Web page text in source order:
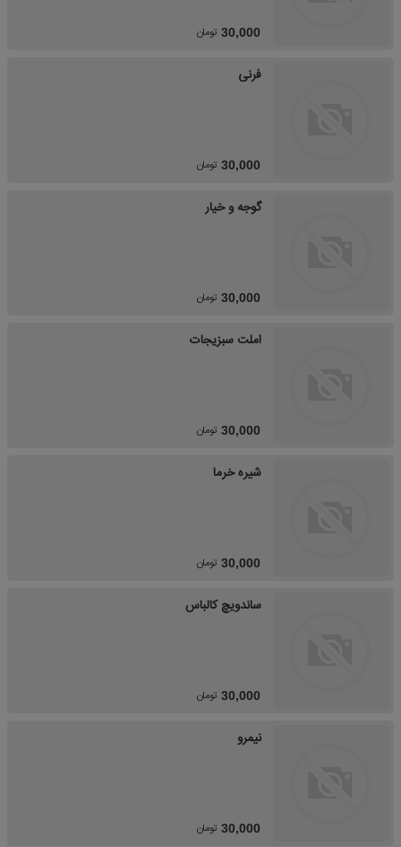
30,000 تومان
فرنی
30,000 تومان
گوجه و خیار
30,000 تومان
املت سبزیجات
30,000 تومان
شیره خرما
30,000 تومان
ساندویچ کالباس
30,000 تومان
نیمرو
30,000 تومان